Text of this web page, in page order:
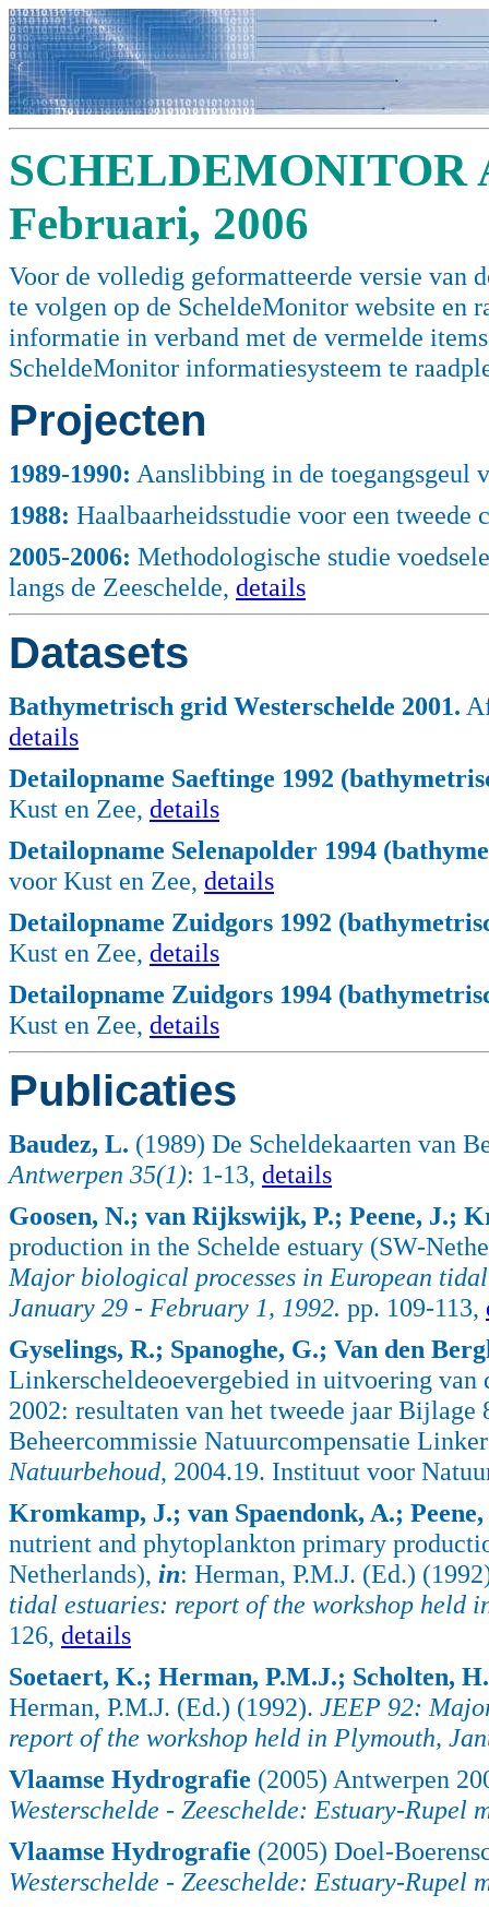
SCHELDEMONITOR
Februari, 2006
Voor de volledig geformatteerde versie van
te volgen op de ScheldeMonitor website en
informatie in verband met de vermelde
ScheldeMonitor informatiesysteem te
Projecten
1989-1990: Aanslibbing in de toegangsgeul
1988: Haalbaarheidsstudie voor een
2005-2006: Methodologische studie
langs de Zeeschelde, details
Datasets
Bathymetrisch grid Westerschelde 2001.
details
Detailopname Saeftinge 1992
Kust en Zee, details
Detailopname Selenapolder 1994
voor Kust en Zee, details
Detailopname Zuidgors 1992
Kust en Zee, details
Detailopname Zuidgors 1994
Kust en Zee, details
Publicaties
Baudez, L. (1989) De Scheldekaarten van
Antwerpen 35(1): 1-13, details
Goosen, N.; van Rijkswijk, P.; Peene, J.;
production in the Schelde estuary (SW-
Major biological processes in European
January 29 - February 1, 1992. pp. 109-113,
Gyselings, R.; Spanoghe, G.; Van den
Linkerscheldeoevergebied in uitvoering van
2002: resultaten van het tweede jaar
Beheercommissie Natuurcompensatie
Natuurbehoud, 2004.19. Instituut voor
Kromkamp, J.; van Spaendonk, A.;
nutrient and phytoplankton primary
Netherlands), in: Herman, P.M.J. (Ed.)
tidal estuaries: report of the workshop held
126, details
Soetaert, K.; Herman, P.M.J.; Scholten, H.
Herman, P.M.J. (Ed.) (1992). JEEP 92:
report of the workshop held in Plymouth,
Vlaamse Hydrografie (2005) Antwerpen
Westerschelde - Zeeschelde: Estuary-Rupel
Vlaamse Hydrografie (2005) Doel-
Westerschelde - Zeeschelde: Estuary-Rupel